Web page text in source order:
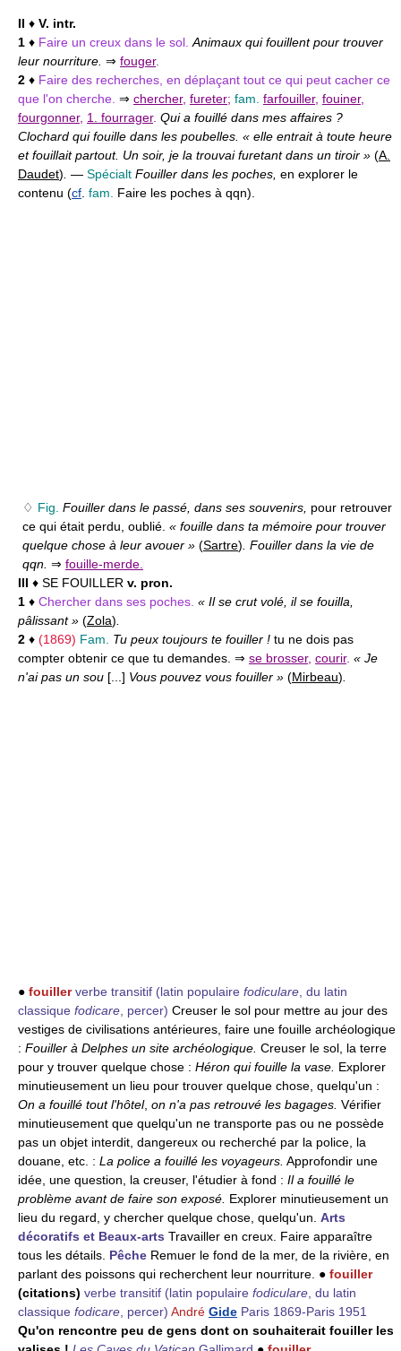
II ♦ V. intr.
1 ♦ Faire un creux dans le sol.Animaux qui fouillent pour trouver
leur nourriture. ⇒ fouger.
2 ♦ Faire des recherches, en déplaçant tout ce qui peut cacher ce
que l'on cherche. ⇒ chercher, fureter; fam. farfouiller, fouiner,
fourgonner, 1. fourrager. Qui a fouillé dans mes affaires ?
Clochard qui fouille dans les poubelles. « elle entrait à toute heure
et fouillait partout. Un soir, je la trouvai furetant dans un tiroir » (A.
Daudet). — Spécialt Fouiller dans les poches, en explorer le
contenu (cf. fam. Faire les poches à qqn).
♢ Fig. Fouiller dans le passé, dans ses souvenirs, pour retrouver
ce qui était perdu, oublié. « fouille dans ta mémoire pour trouver
quelque chose à leur avouer » (Sartre). Fouiller dans la vie de
qqn. ⇒ fouille-merde.
III ♦ SE FOUILLER v. pron.
1 ♦ Chercher dans ses poches. « Il se crut volé, il se fouilla,
pâlissant » (Zola).
2 ♦ (1869) Fam. Tu peux toujours te fouiller ! tu ne dois pas
compter obtenir ce que tu demandes. ⇒ se brosser, courir. « Je
n'ai pas un sou [...] Vous pouvez vous fouiller » (Mirbeau).
● fouiller verbe transitif (latin populaire fodiculare, du latin
classique fodicare, percer) Creuser le sol pour mettre au jour des
vestiges de civilisations antérieures, faire une fouille archéologique
: Fouiller à Delphes un site archéologique. Creuser le sol, la terre
pour y trouver quelque chose : Héron qui fouille la vase. Explorer
minutieusement un lieu pour trouver quelque chose, quelqu'un :
On a fouillé tout l'hôtel, on n'a pas retrouvé les bagages. Vérifier
minutieusement que quelqu'un ne transporte pas ou ne possède
pas un objet interdit, dangereux ou recherché par la police, la
douane, etc. : La police a fouillé les voyageurs. Approfondir une
idée, une question, la creuser, l'étudier à fond : Il a fouillé le
problème avant de faire son exposé. Explorer minutieusement un
lieu du regard, y chercher quelque chose, quelqu'un. Arts
décoratifs et Beaux-arts Travailler en creux. Faire apparaître
tous les détails. Pêche Remuer le fond de la mer, de la rivière, en
parlant des poissons qui recherchent leur nourriture. ● fouiller
(citations) verbe transitif (latin populaire fodiculare, du latin
classique fodicare, percer) André Gide Paris 1869-Paris 1951
Qu'on rencontre peu de gens dont on souhaiterait fouiller les